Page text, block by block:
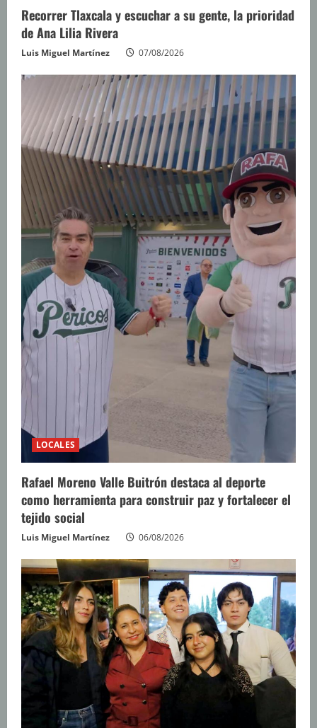
Recorrer Tlaxcala y escuchar a su gente, la prioridad
de Ana Lilia Rivera
Luis Miguel Martínez 07/08/2026
LOCALES
Rafael Moreno Valle Buitrón destaca al deporte
como herramienta para construir paz y fortalecer el
tejido social
Luis Miguel Martínez 06/08/2026